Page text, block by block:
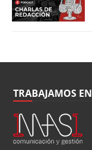
TRABAJAMOS EN